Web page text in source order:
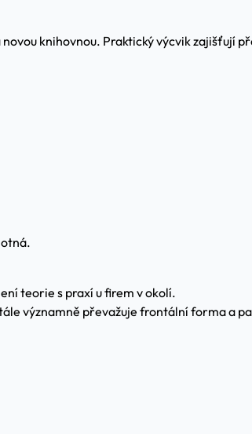
knihovnou. Praktický výcvik zajišťují
teorie s praxí u firem v okolí.
významně převažuje frontální forma a